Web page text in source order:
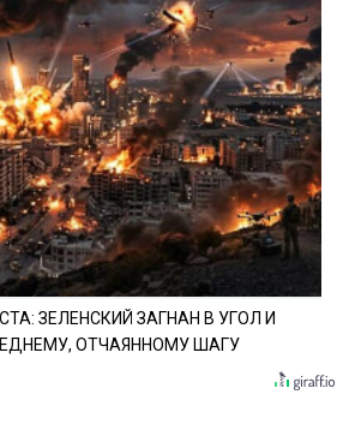
ЗЕЛЕНСКИЙ ЗАГНАН В УГОЛ И
ОТЧАЯННОМУ ШАГУ